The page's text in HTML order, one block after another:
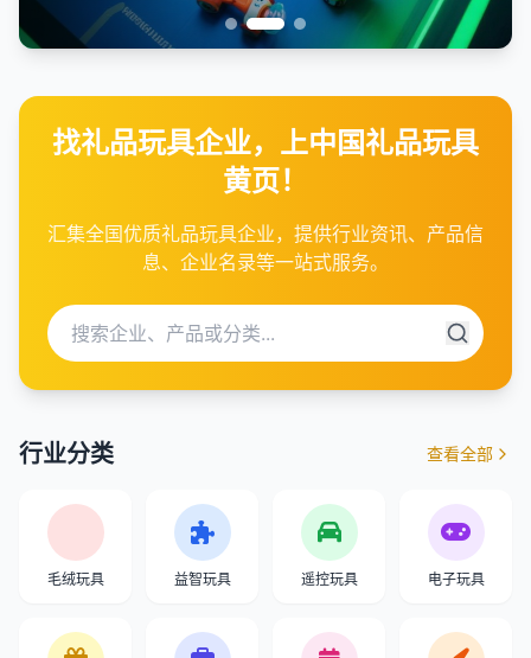
找礼品玩具企业，上中国礼品玩具
黄页！
汇集全国优质礼品玩具企业，提供行业资讯、产品信
息、企业名录等一站式服务。
行业分类 查看全部
毛绒玩具 益智玩具 遥控玩具 电子玩具